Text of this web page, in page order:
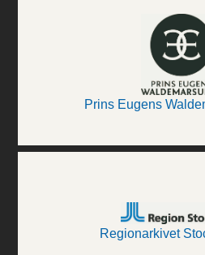
Prins Eugens
Regionarkivet